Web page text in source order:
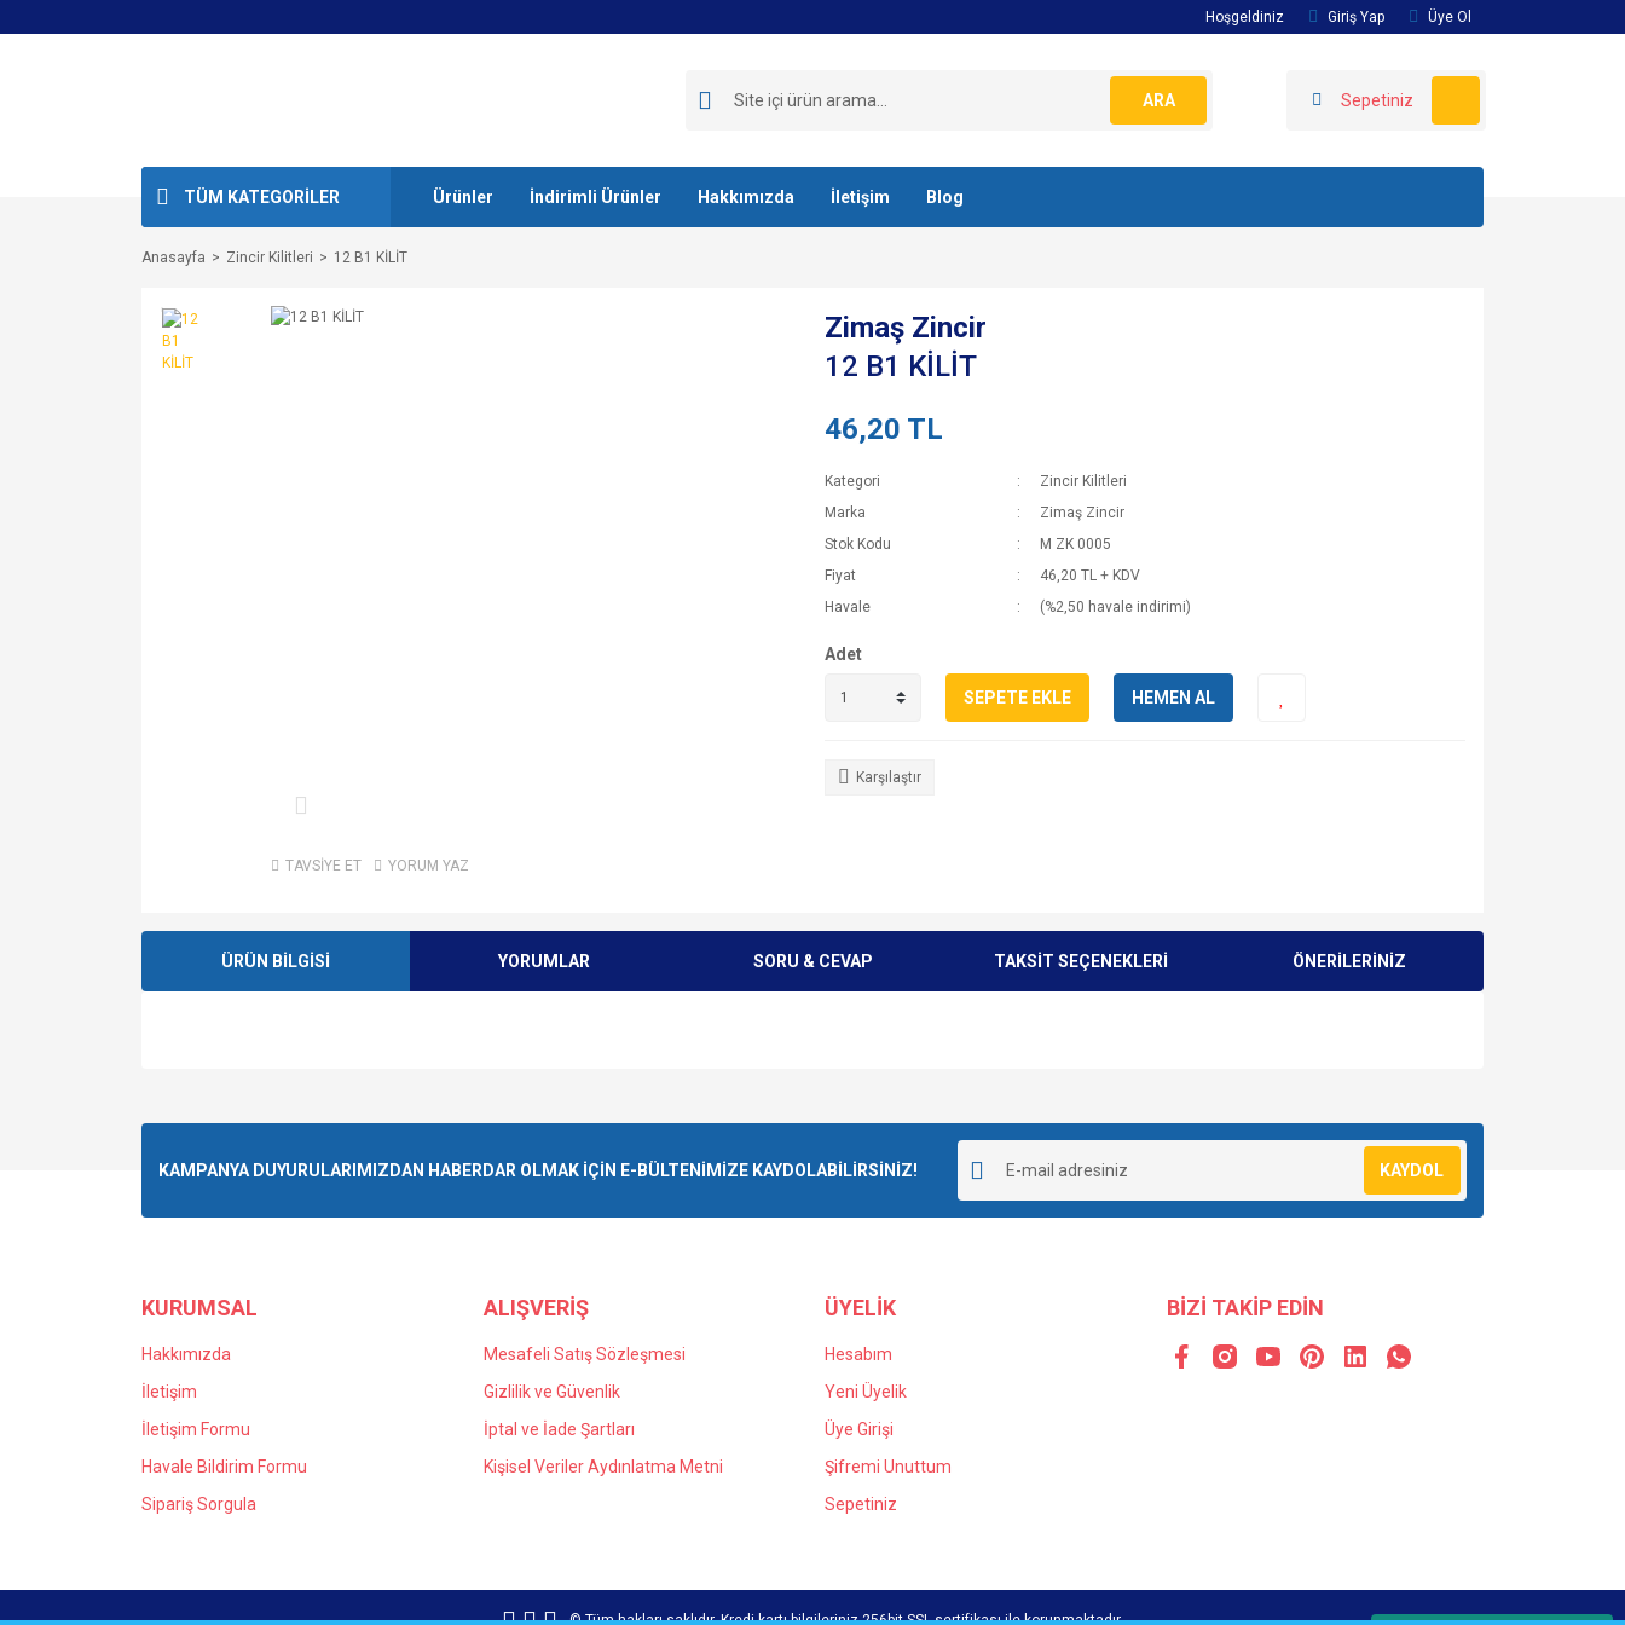
Hoşgeldiniz Giriş Yap Üye Ol
ARA Sepetiniz
TÜM KATEGORİLER Ürünler İndirimli Ürünler Hakkımızda İletişim Blog
Anasayfa Zincir Kilitleri 12 B1 KİLİT
TAVSİYE ET YORUM YAZ
Zimaş Zincir
12 B1 KİLİT
46,20 TL
Kategori
Zincir Kilitleri
Marka
Zimaş Zincir
Stok Kodu
M ZK 0005
Fiyat
46,20 TL + KDV
Havale
(%2,50 havale indirimi)
Adet
SEPETE EKLE HEMEN AL
Karşılaştır
ÜRÜN BİLGİSİ YORUMLAR SORU & CEVAP TAKSİT SEÇENEKLERİ ÖNERİLERİNİZ
Ürün resmi kalitesiz, bozuk veya görüntülenemiyor.
Bu ürüne benzer farklı alternatifler olmalı.
Gönder
KAMPANYA DUYURULARIMIZDAN HABERDAR OLMAK İÇİN E-BÜLTENİMİZE KAYDOLABİLİRSİNİZ! KAYDOL
KURUMSAL
Hakkımızda
İletişim
İletişim Formu
Havale Bildirim Formu
Sipariş Sorgula
ALIŞVERİŞ
Mesafeli Satış Sözleşmesi
Gizlilik ve Güvenlik
İptal ve İade Şartları
Kişisel Veriler Aydınlatma Metni
ÜYELİK
Hesabım
Yeni Üyelik
Üye Girişi
Şifremi Unuttum
Sepetiniz
BİZİ TAKİP EDİN
© Tüm hakları saklıdır. Kredi kartı bilgileriniz 256bit SSL sertifikası ile korunmaktadır.